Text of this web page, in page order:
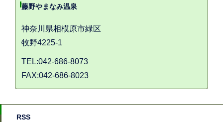
藤野やまなみ温泉
神奈川県相模原市緑区
牧野4225-1
TEL:042-686-8073
FAX:042-686-8023
RSS